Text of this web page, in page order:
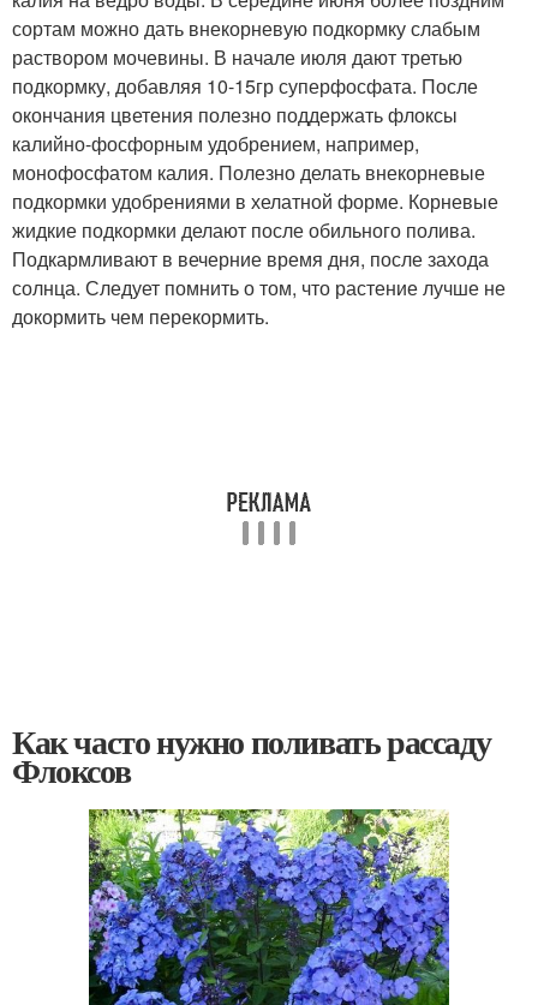
сортам можно дать внекорневую подкормку слабым
раствором мочевины. В начале июля дают третью
подкормку, добавляя 10-15гр суперфосфата. После
окончания цветения полезно поддержать флоксы
калийно-фосфорным удобрением, например,
монофосфатом калия. Полезно делать внекорневые
подкормки удобрениями в хелатной форме. Корневые
жидкие подкормки делают после обильного полива.
Подкармливают в вечерние время дня, после захода
солнца. Следует помнить о том, что растение лучше не
докормить чем перекормить.
Как часто нужно поливать рассаду
Флоксов